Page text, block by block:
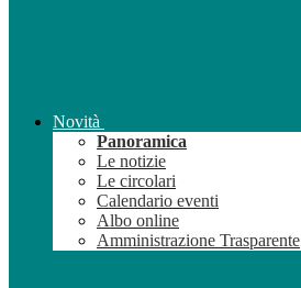
Novità
Panoramica
Le notizie
Le circolari
Calendario eventi
Albo online
Amministrazione Trasparente